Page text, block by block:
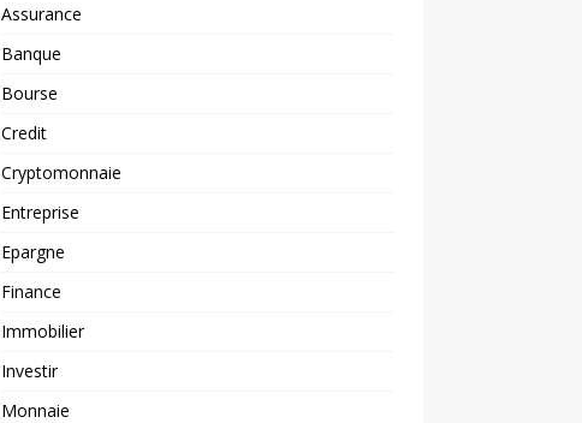
Assurance
Banque
Bourse
Credit
Cryptomonnaie
Entreprise
Epargne
Finance
Immobilier
Investir
Monnaie